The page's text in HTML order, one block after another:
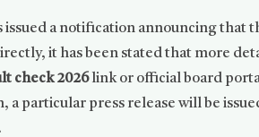
a notification announcing that
it has been stated that more
check 2026link or official board
particular press release will be